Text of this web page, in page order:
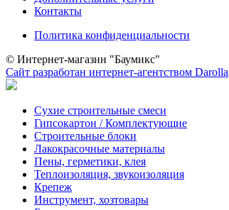
Контакты
Политика конфиденциальности
© Интернет-магазин "Баумикс"
Сайт разработан интернет-агентством Darolla
Сухие строительные смеси
Гипсокартон / Комплектующие
Строительные блоки
Лакокрасочные материалы
Пены, герметики, клея
Теплоизоляция, звукоизоляция
Крепеж
Инструмент, хозтовары